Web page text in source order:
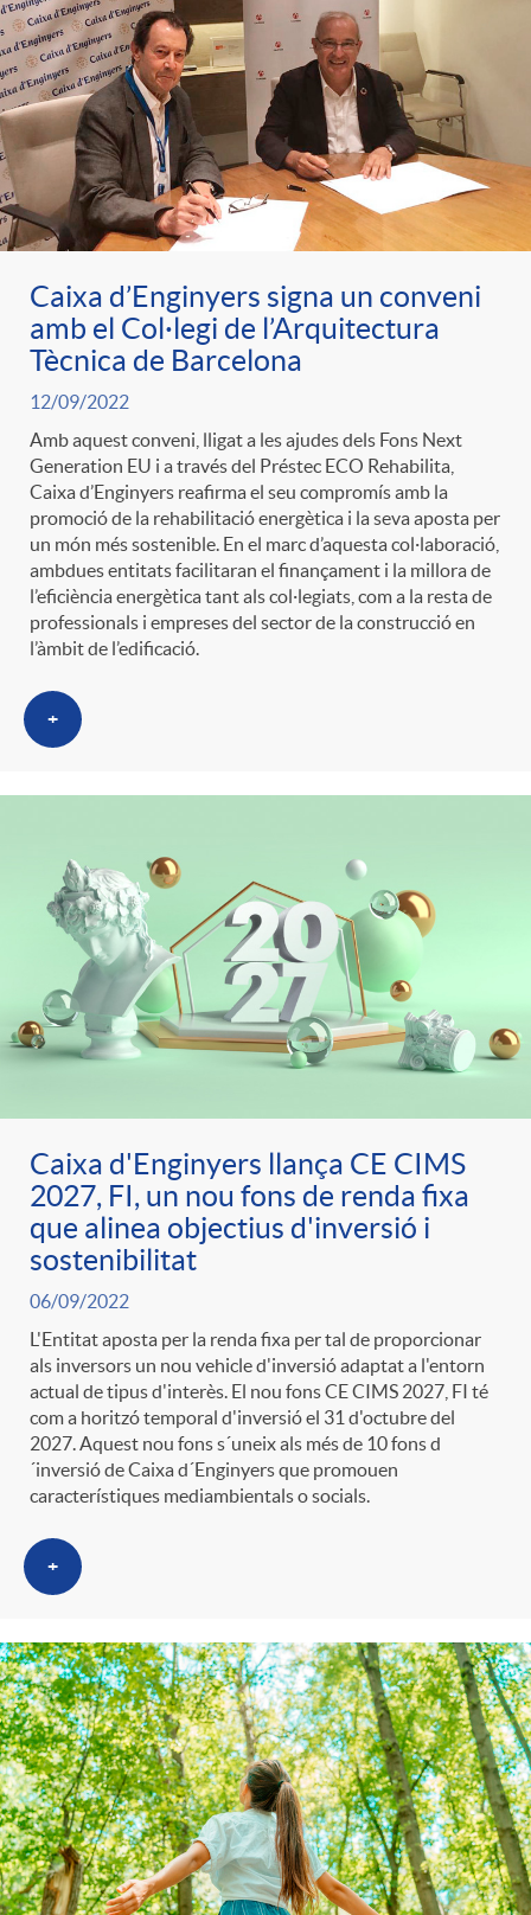
Caixa d’Enginyers signa un conveni
amb el Col·legi de l’Arquitectura
Tècnica de Barcelona
12/09/2022
Amb aquest conveni, lligat a les ajudes dels Fons Next
Generation EU i a través del Préstec ECO Rehabilita,
Caixa d’Enginyers reafirma el seu compromís amb la
promoció de la rehabilitació energètica i la seva aposta per
un món més sostenible. En el marc d’aquesta col·laboració,
ambdues entitats facilitaran el finançament i la millora de
l’eficiència energètica tant als col·legiats, com a la resta de
professionals i empreses del sector de la construcció en
l’àmbit de l’edificació.
+
Caixa d'Enginyers llança CE CIMS
2027, FI, un nou fons de renda fixa
que alinea objectius d'inversió i
sostenibilitat
06/09/2022
L'Entitat aposta per la renda fixa per tal de proporcionar
als inversors un nou vehicle d'inversió adaptat a l'entorn
actual de tipus d'interès. El nou fons CE CIMS 2027, FI té
com a horitzó temporal d'inversió el 31 d'octubre del
2027. Aquest nou fons s´uneix als més de 10 fons d
´inversió de Caixa d´Enginyers que promouen
característiques mediambientals o socials.
+